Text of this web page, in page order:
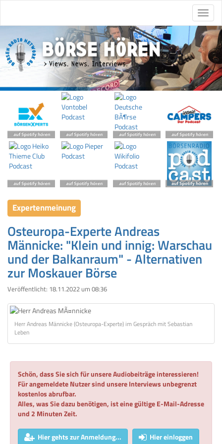
Expertenmeinung
Osteuropa-Experte Andreas
Männicke: "Klein und innig: Warschau
und der Balkanraum" - Alternativen
zur Moskauer Börse
Veröffentlicht: 18.11.2022 um 08:36
Herr Andreas Männicke (Osteuropa-Experte) im Gespräch mit Sebastian
Leben
Schön, dass Sie sich für unsere Audiobeiträge interessieren!
Für angemeldete Nutzer sind unsere Interviews unbegrenzt
kostenlos abrufbar.
Alles, was Sie dazu benötigen, ist eine gültige E-Mail-Adresse
und 2 Minuten Zeit.
Hier gehts zur Anmeldung... Hier einloggen